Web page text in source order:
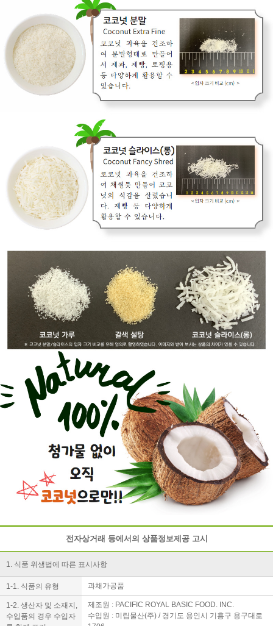
전자상거래 등에서의 상품정보제공 고시
1. 식품 위생법에 따른 표시사항
1-1. 식품의 유형 과채가공품
1-2. 생산자 및 소재지,
수입품의 경우 수입자
제조원 : PACIFIC ROYAL BASIC FOOD. INC.
수입원 : 미립물산(주) / 경기도 용인시 기흥구 용구대로